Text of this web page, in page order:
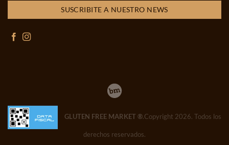
GLUTEN FREE MARKET ®.Copyright 2026. Todos los
derechos reservados.